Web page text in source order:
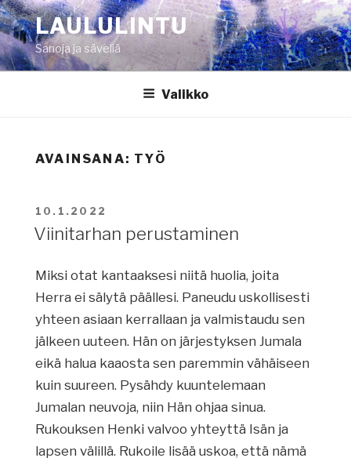
Siirry
sisältöönLAULULINTU
Sanoja ja säveliä
Valikko
AVAINSANA: TYÖ
JULKAISTU
10.1.2022
Viinitarhan perustaminen
Miksi otat kantaaksesi niitä huolia, joita
Herra ei sälytä päällesi. Paneudu uskollisesti
yhteen asiaan kerrallaan ja valmistaudu sen
jälkeen uuteen. Hän on järjestyksen Jumala
eikä halua kaaosta sen paremmin vähäiseen
kuin suureen. Pysähdy kuuntelemaan
Jumalan neuvoja, niin Hän ohjaa sinua.
Rukouksen Henki valvoo yhteyttä Isän ja
lapsen välillä. Rukoile lisää uskoa, että nämä